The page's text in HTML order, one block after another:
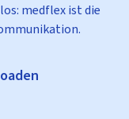
medflex ist die